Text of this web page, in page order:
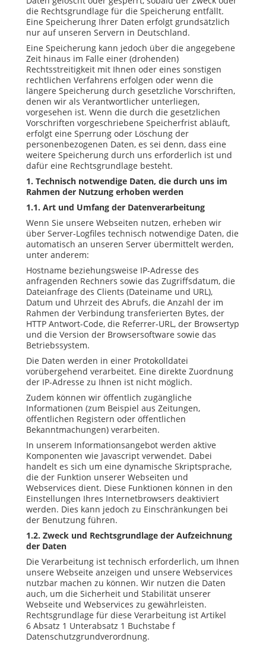
die Rechtsgrundlage für die Speicherung entfällt.
Eine Speicherung Ihrer Daten erfolgt grundsätzlich
nur auf unseren Servern in Deutschland.
Eine Speicherung kann jedoch über die angegebene
Zeit hinaus im Falle einer (drohenden)
Rechtsstreitigkeit mit Ihnen oder eines sonstigen
rechtlichen Verfahrens erfolgen oder wenn die
längere Speicherung durch gesetzliche Vorschriften,
denen wir als Verantwortlicher unterliegen,
vorgesehen ist. Wenn die durch die gesetzlichen
Vorschriften vorgeschriebene Speicherfrist abläuft,
erfolgt eine Sperrung oder Löschung der
personenbezogenen Daten, es sei denn, dass eine
weitere Speicherung durch uns erforderlich ist und
dafür eine Rechtsgrundlage besteht.
1. Technisch notwendige Daten, die durch uns im
Rahmen der Nutzung erhoben werden
1.1. Art und Umfang der Datenverarbeitung
Wenn Sie unsere Webseiten nutzen, erheben wir
über Server-Logfiles technisch notwendige Daten, die
automatisch an unseren Server übermittelt werden,
unter anderem:
Hostname beziehungsweise IP-Adresse des
anfragenden Rechners sowie das Zugriffsdatum, die
Dateianfrage des Clients (Dateiname und URL),
Datum und Uhrzeit des Abrufs, die Anzahl der im
Rahmen der Verbindung transferierten Bytes, der
HTTP Antwort-Code, die Referrer-URL, der Browsertyp
und die Version der Browsersoftware sowie das
Betriebssystem.
Die Daten werden in einer Protokolldatei
vorübergehend verarbeitet. Eine direkte Zuordnung
der IP-Adresse zu Ihnen ist nicht möglich.
Zudem können wir öffentlich zugängliche
Informationen (zum Beispiel aus Zeitungen,
öffentlichen Registern oder öffentlichen
Bekanntmachungen) verarbeiten.
In unserem Informationsangebot werden aktive
Komponenten wie Javascript verwendet. Dabei
handelt es sich um eine dynamische Skriptsprache,
die der Funktion unserer Webseiten und
Webservices dient. Diese Funktionen können in den
Einstellungen Ihres Internetbrowsers deaktiviert
werden. Dies kann jedoch zu Einschränkungen bei
der Benutzung führen.
1.2. Zweck und Rechtsgrundlage der Aufzeichnung
der Daten
Die Verarbeitung ist technisch erforderlich, um Ihnen
unsere Webseite anzeigen und unsere Webservices
nutzbar machen zu können. Wir nutzen die Daten
auch, um die Sicherheit und Stabilität unserer
Webseite und Webservices zu gewährleisten.
Rechtsgrundlage für diese Verarbeitung ist Artikel
6 Absatz 1 Unterabsatz 1 Buchstabe f
Datenschutzgrundverordnung.